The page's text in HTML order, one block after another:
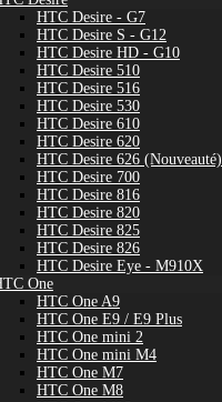
HTC Desire - G7
HTC Desire S - G12
HTC Desire HD - G10
HTC Desire 510
HTC Desire 516
HTC Desire 530
HTC Desire 610
HTC Desire 620
HTC Desire 626 (Nouveauté)
HTC Desire 700
HTC Desire 816
HTC Desire 820
HTC Desire 825
HTC Desire 826
HTC Desire Eye - M910X
One
HTC One A9
HTC One E9 / E9 Plus
HTC One mini 2
HTC One mini M4
HTC One M7
HTC One M8